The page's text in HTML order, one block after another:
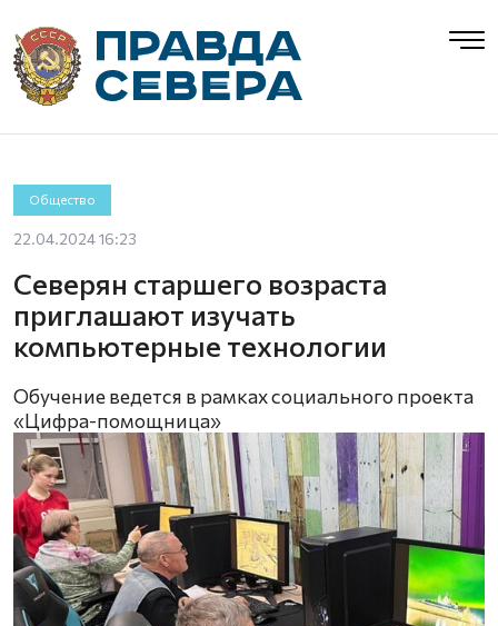
Общество
22.04.2024 16:23
Северян старшего возраста
приглашают изучать
компьютерные технологии
Обучение ведется в рамках социального проекта
«Цифра-помощница»